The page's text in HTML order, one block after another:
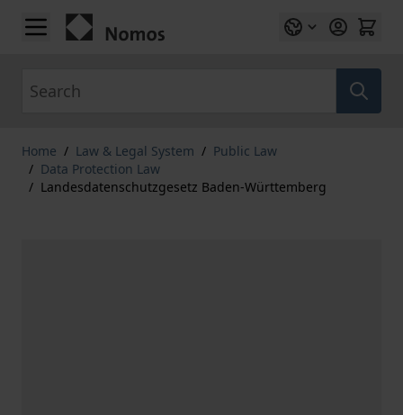
Skip to Content
Home / Law & Legal System / Public Law
/ Data Protection Law
/ Landesdatenschutzgesetz Baden-Württemberg